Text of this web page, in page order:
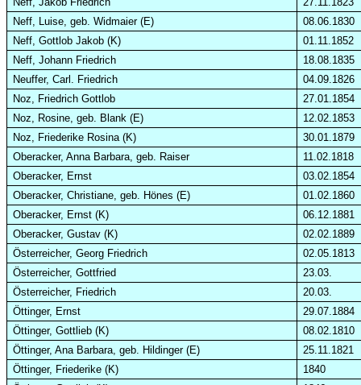
Neff, Luise, geb. Widmaier (E)
08.06.1830
Neff, Gottlob Jakob (K)
01.11.1852
Neff, Johann Friedrich
18.08.1835
Neuffer, Carl. Friedrich
04.09.1826
Noz, Friedrich Gottlob
27.01.1854
Noz, Rosine, geb. Blank (E)
12.02.1853
Noz, Friederike Rosina (K)
30.01.1879
Oberacker, Anna Barbara, geb. Raiser
11.02.1818
Oberacker, Ernst
03.02.1854
Oberacker, Christiane, geb. Hönes (E)
01.02.1860
Oberacker, Ernst (K)
06.12.1881
Oberacker, Gustav (K)
02.02.1889
Österreicher, Georg Friedrich
02.05.1813
Österreicher, Gottfried
23.03.
Österreicher, Friedrich
20.03.
Öttinger, Ernst
29.07.1884
Öttinger, Gottlieb (K)
08.02.1810
Öttinger, Ana Barbara, geb. Hildinger (E)
25.11.1821
Öttinger, Friederike (K)
1840